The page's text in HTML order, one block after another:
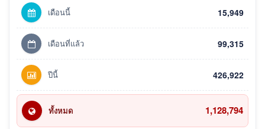
เดือนนี้ 15,949
เดือนที่แล้ว 99,315
ปีนี้ 426,922
ทั้งหมด 1,128,794